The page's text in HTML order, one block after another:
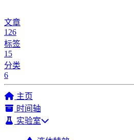
文章
126
标签
15
分类
6
主页
时间轴
实验室